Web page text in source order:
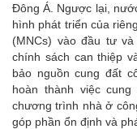
Đông Á. Ngược lại,
hình phát triển của
(MNCs) vào đầu tư
chính sách can thiệp
bảo nguồn cung đất
hoàn thành việc
chương trình nhà ở
góp phần ổn định và